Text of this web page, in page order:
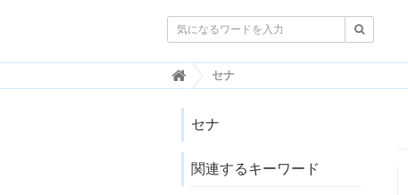
韓
国
レ
情
セナ
セナ
関連するキーワード